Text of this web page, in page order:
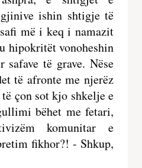
ishin shtigje të
më i keq i namazit
hipokritët vonoheshin
safave të grave. Nëse
të afronte me njerëz
çon sot kjo shkelje e
bëhet me fetari,
komunitar e
fikhor?! - Shkup,